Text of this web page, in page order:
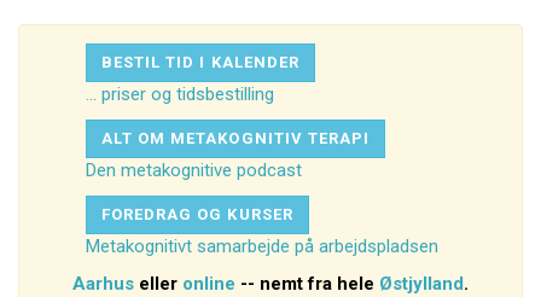
til
startside
BESTIL TID I KALENDER
... priser og tidsbestilling
ALT OM METAKOGNITIV TERAPI
Den metakognitive podcast
FOREDRAG OG KURSER
Metakognitivt samarbejde på arbejdspladsen
Aarhus eller online -- nemt fra hele Østjylland.